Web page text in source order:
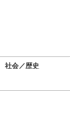
社会／歴史